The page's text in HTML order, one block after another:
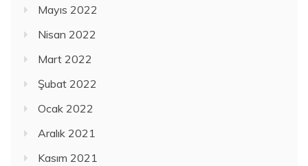
Mayıs 2022
Nisan 2022
Mart 2022
Şubat 2022
Ocak 2022
Aralık 2021
Kasım 2021